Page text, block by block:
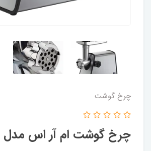
چرخ گوشت
چرخ گوشت ام آر اس مدل mrs014